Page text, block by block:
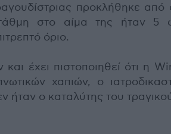
προκλήθηκε
στο αίμα της ήταν 5
όριο.
και έχει πιστοποιηθεί ότι η
χαπιών, ο
ήταν ο καταλύτης του